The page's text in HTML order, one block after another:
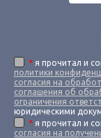
* я прочитал и
политики
согласия на
соглашения об
ограничения
юридическими
* я прочитал и
согласия на